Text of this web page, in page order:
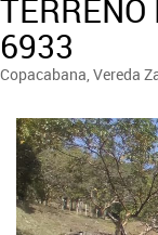
TERRENO
6933
Copacabana, Vereda